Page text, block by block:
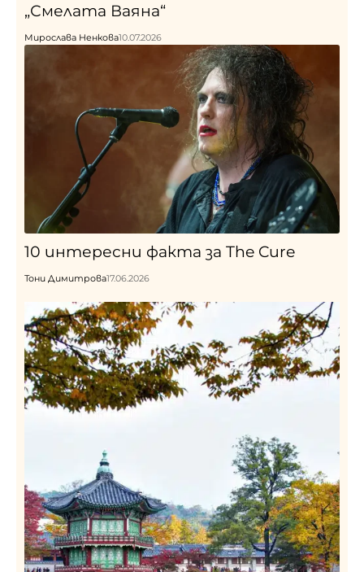
„Смелата Ваяна“
Мирослава Ненкова10.07.2026
10 интересни факта за The Cure
Тони Димитрова17.06.2026